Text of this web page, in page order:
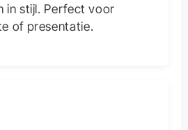
in stijl. Perfect voor
of presentatie.